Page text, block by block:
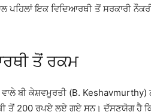
ਪਹਿਲਾਂ ਇਕ ਵਿਦਿਆਰਥੀ ਤੋਂ ਸਰਕਾਰੀ
ਤੋਂ ਰਕਮ
ਬੀ ਕੇਸ਼ਵਮੂਰਤੀ (B. Keshavmurthy)
ਤੋਂ 200 ਰੁਪਏ ਲਏ ਗਏ ਸਨ। ਦੱਸਣਯੋਗ ਹੈ